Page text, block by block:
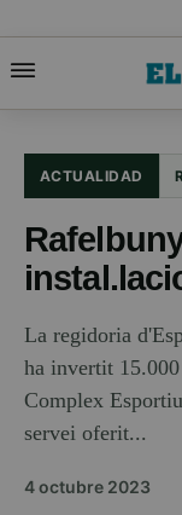
ACTUALIDAD
La regidoria
ha invertit
Complex
servei oferit...
4 octubre 2023